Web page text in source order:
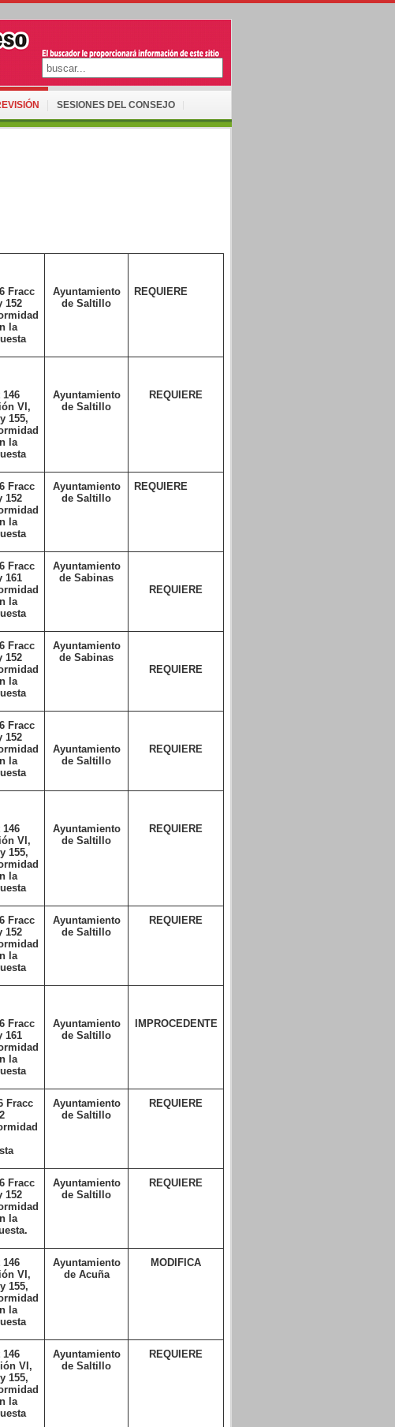
SESIONES DEL CONSEJO
Fracc
152
la
Ayuntamiento
de Saltillo
REQUIERE
VI,
y 155,
la
Ayuntamiento
de Saltillo
REQUIERE
Fracc
152
la
Ayuntamiento
de Saltillo
REQUIERE
Fracc
161
la
Ayuntamiento
de Sabinas
REQUIERE
Fracc
152
la
Ayuntamiento
de Sabinas
REQUIERE
Fracc
152
la
Ayuntamiento
de Saltillo
REQUIERE
VI,
y 155,
la
Ayuntamiento
de Saltillo
REQUIERE
Fracc
152
la
Ayuntamiento
de Saltillo
REQUIERE
Fracc
161
la
Ayuntamiento
de Saltillo
IMPROCEDENTE
Fracc
Ayuntamiento
de Saltillo
REQUIERE
Fracc
152
la
Ayuntamiento
de Saltillo
REQUIERE
VI,
y 155,
la
Ayuntamiento
de Acuña
MODIFICA
VI,
y 155,
la
Ayuntamiento
de Saltillo
REQUIERE